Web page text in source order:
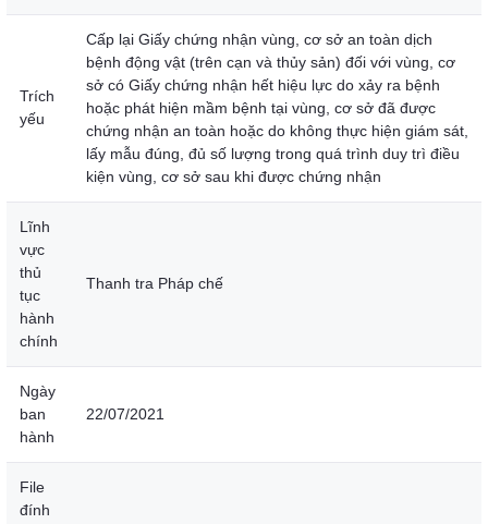
Trích
yếu
Cấp lại Giấy chứng nhận vùng, cơ sở an toàn dịch
bệnh động vật (trên cạn và thủy sản) đối với vùng, cơ
sở có Giấy chứng nhận hết hiệu lực do xảy ra bệnh
hoặc phát hiện mầm bệnh tại vùng, cơ sở đã được
chứng nhận an toàn hoặc do không thực hiện giám sát,
lấy mẫu đúng, đủ số lượng trong quá trình duy trì điều
kiện vùng, cơ sở sau khi được chứng nhận
Lĩnh
vực
thủ
tục
hành
chính
Thanh tra Pháp chế
Ngày
ban
hành
22/07/2021
File
đính